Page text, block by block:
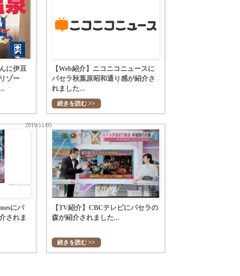
に伊豆
ゾー
【Web紹介】ニコニコニュースに
パセラ秋葉原昭和通り感が紹介さ
れました...
続きを読む >>
にパ
されま
【TV紹介】CBCテレビにパセラの
森が紹介されました...
2019/11/05
続きを読む >>